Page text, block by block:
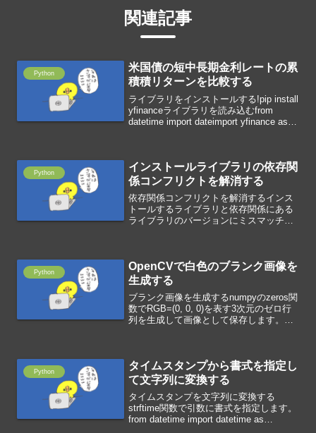
関連記事
Python
米国債の短中長期金利レートの累
積積リターンを比較する
ライブラリをインストールする!pip install
yfinanceライブラリを読み込むfrom
datetime import dateimport yfinance as
Python
インストールライブラリの依存関
係コンフリクトを解消する
依存関係コンフリクトを解消するインス
トールするライブラリと依存関係にある
ライブラリのバージョンにミスマッチが
Python
OpenCVで白色のブランク画像を
生成する
ブランク画像を生成するnumpyのzeros関
数でRGB=(0, 0, 0)を表す3次元のゼロ行
列を生成して画像として保存します。
Python
タイムスタンプから書式を指定し
て文字列に変換する
タイムスタンプを文字列に変換する
strftime関数で引数に書式を指定します。
from datetime import datetime as